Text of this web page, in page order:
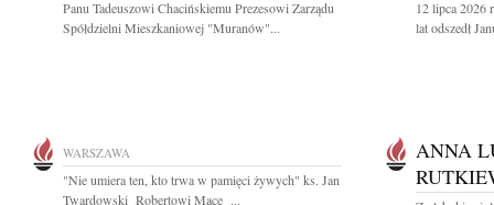
Panu Tadeuszowi Chacińskiemu Prezesowi Zarządu
Spółdzielni Mieszkaniowej "Muranów"...
12 lipca 2026
lat odszedł
WARSZAWA
"Nie umiera ten, kto trwa w pamięci żywych" ks. Jan
Twardowski Robertowi Mące ...
ANNA